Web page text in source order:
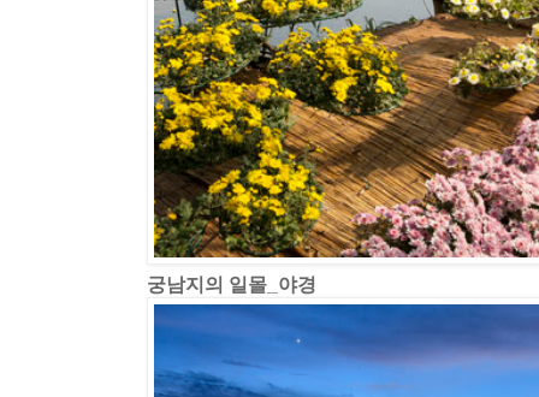
궁남지의 일몰_야경